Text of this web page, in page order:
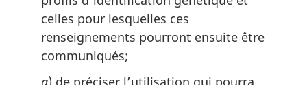
celles pour lesquelles ces
renseignements pourront ensuite être
communiqués;